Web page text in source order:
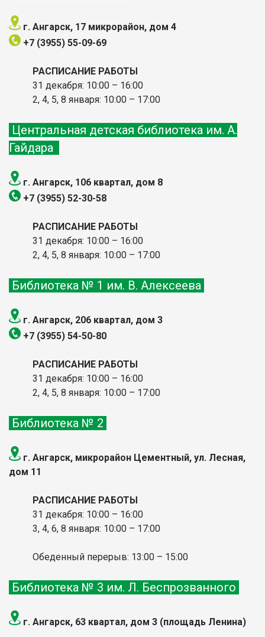
г. Ангарск, 17 микрорайон, дом 4
+7 (3955) 55-09-69
РАСПИСАНИЕ РАБОТЫ
31 декабря: 10:00 – 16:00
2, 4, 5, 8 января: 10:00 – 17:00
Центральная детская библиотека им. А.
Гайдара
г. Ангарск, 106 квартал, дом 8
+7 (3955) 52-30-58
РАСПИСАНИЕ РАБОТЫ
31 декабря: 10:00 – 16:00
2, 4, 5, 8 января: 10:00 – 17:00
Библиотека № 1 им. В. Алексеева
г. Ангарск, 206 квартал, дом 3
+7 (3955) 54-50-80
РАСПИСАНИЕ РАБОТЫ
31 декабря: 10:00 – 16:00
2, 4, 5, 8 января: 10:00 – 17:00
Библиотека № 2
г. Ангарск, микрорайон Цементный, ул. Лесная,
дом 11
РАСПИСАНИЕ РАБОТЫ
31 декабря: 10:00 – 16:00
3, 4, 6, 8 января: 10:00 – 17:00
Обеденный перерыв: 13:00 – 15:00
Библиотека № 3 им. Л. Беспрозванного
г. Ангарск, 63 квартал, дом 3 (площадь Ленина)